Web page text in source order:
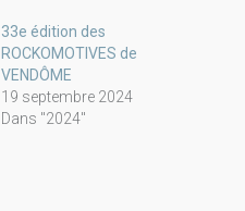
33e édition des
ROCKOMOTIVES de
VENDÔME
19 septembre 2024
Dans "2024"